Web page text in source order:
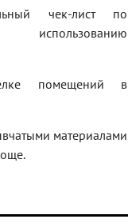
чек-лист по
помещений в
материалами